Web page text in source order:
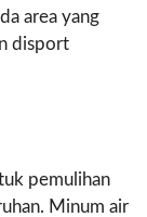
area yang
disport
pemulihan
Minum air